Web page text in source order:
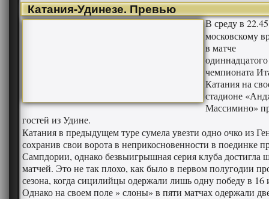
Катания-Удинезе. Превью
В среду в
московскому
в матче
чемпионата
Катания на
стадионе
Массимино»
гостей из Удине.
Катания в предыдущем туре сумела увезти одно очко из
сохранив свои ворота в неприкосновенности в поединке
Сампдории, однако безвыигрышная серия клуба достигла
матчей. Это не так плохо, как было в первом полугодии
сезона, когда сицилийцы одержали лишь одну победу в 16
Однако на своем поле » слоны» в пяти матчах одержали